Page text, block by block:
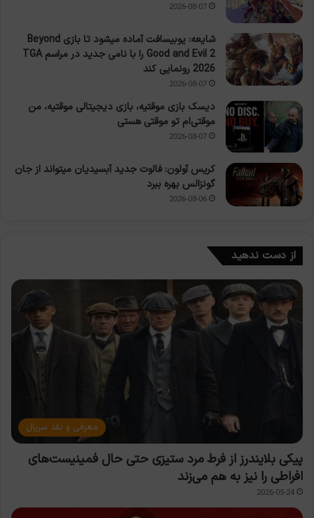
2026-08-07
شایعه: یوبیسافت آماده میشود تا بازی Beyond
Good and Evil 2 را با نامی جدید در مراسم TGA
2026 رونمایی کند
2026-08-07
دیسک بازی موقتیه، بازی دیجیتالی موقتیه، من
موقتی‌ام تو موقتی هستی
2026-08-07
کریس آولون: فالوت جدید آبسیدیان میتواند از جان
گونزالس بهره ببرد
2026-08-06
از دست ندهید
معرفی و نقد سریال
پیکی بلایندرز از فرط مرد ستیزی حتی حال فمینیست‌های
افراطی را نیز به هم می‌زند
2026-05-24